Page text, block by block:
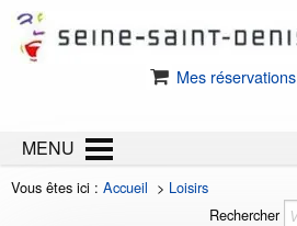
Mes réservations
MENU
Vous êtes ici : Accueil > Loisirs
Rechercher